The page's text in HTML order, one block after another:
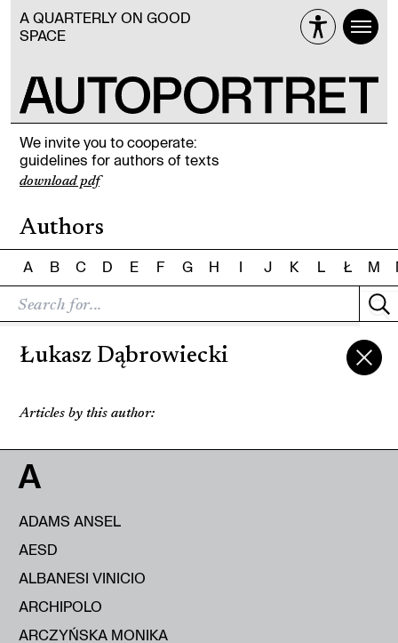
A QUARTERLY ON GOOD
SPACE
We invite you to cooperate:
guidelines for authors of texts
download pdf
Authors
A B C D E F G H I J K L Ł M
Łukasz Dąbrowiecki
Articles by this author:
A
ADAMS ANSEL
AESD
ALBANESI VINICIO
ARCHIPOLO
ARCZYŃSKA MONIKA